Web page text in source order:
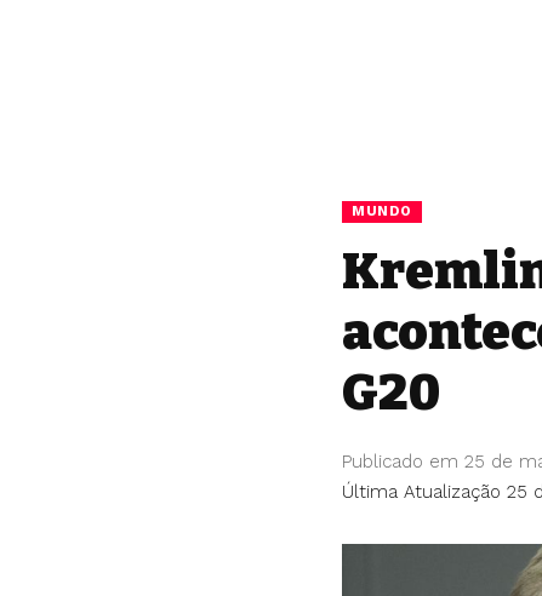
MUNDO
G20
Última Atualização 25
Publicado em 25 de